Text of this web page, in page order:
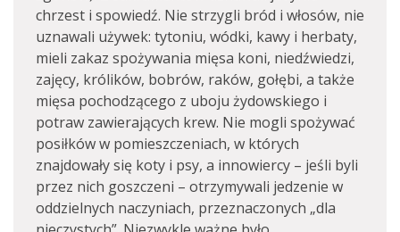
chrzest i spowiedź. Nie strzygli bród i włosów, nie
uznawali używek: tytoniu, wódki, kawy i herbaty,
mieli zakaz spożywania mięsa koni, niedźwiedzi,
zajęcy, królików, bobrów, raków, gołębi, a także
mięsa pochodzącego z uboju żydowskiego i
potraw zawierających krew. Nie mogli spożywać
posiłków w pomieszczeniach, w których
znajdowały się koty i psy, a innowiercy – jeśli byli
przez nich goszczeni – otrzymywali jedzenie w
oddzielnych naczyniach, przeznaczonych „dla